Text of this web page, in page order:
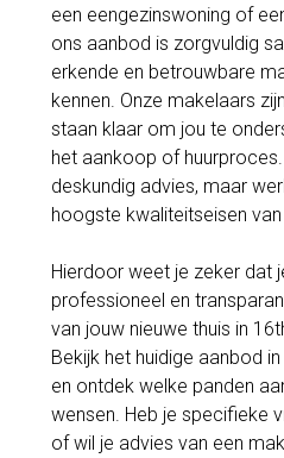
een eengezinswoning of
ons aanbod is zorgvuldig
erkende en betrouwbare
kennen. Onze makelaars
staan klaar om jou te
het aankoop of
deskundig advies, maar
hoogste kwaliteitseisen van
Hierdoor weet je zeker dat
professioneel en
van jouw nieuwe thuis in
Bekijk het huidige aanbod
en ontdek welke panden
wensen. Heb je specifieke
of wil je advies van een